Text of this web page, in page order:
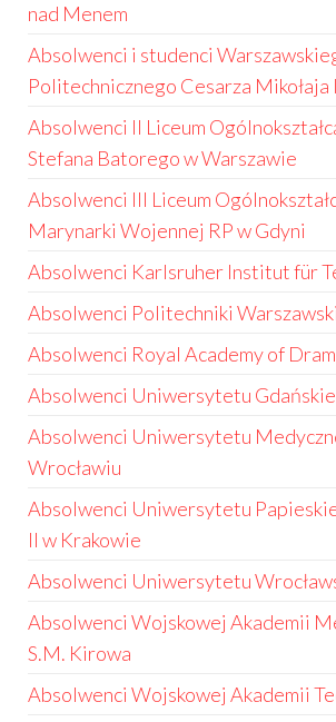
nad Menem
Absolwenci i studenci
Politechnicznego Cesarza Mikołaja
Absolwenci II Liceum
Stefana Batorego w Warszawie
Absolwenci III Liceum
Marynarki Wojennej RP w Gdyni
Absolwenci Karlsruher Institut für
Absolwenci Politechniki
Absolwenci Royal Academy of
Absolwenci Uniwersytetu
Absolwenci Uniwersytetu
Wrocławiu
Absolwenci Uniwersytetu
II w Krakowie
Absolwenci Uniwersytetu
Absolwenci Wojskowej Akademii
S.M. Kirowa
Absolwenci Wojskowej Akademii